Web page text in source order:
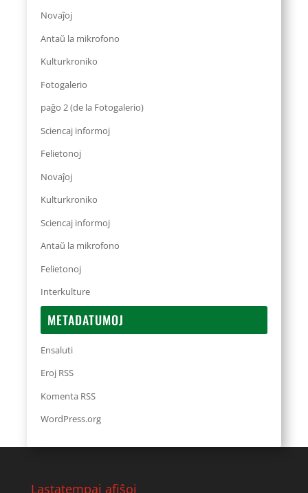
Novaĵoj
Antaŭ la mikrofono
Kulturkroniko
Fotogalerio
paĝo 2 (de la Fotogalerio)
Sciencaj informoj
Felietonoj
Novaĵoj
Kulturkroniko
Sciencaj informoj
Antaŭ la mikrofono
Felietonoj
Interkulture
METADATUMOJ
Ensaluti
Eroj RSS
Komenta RSS
WordPress.org
Lastatempaj afiŝoj